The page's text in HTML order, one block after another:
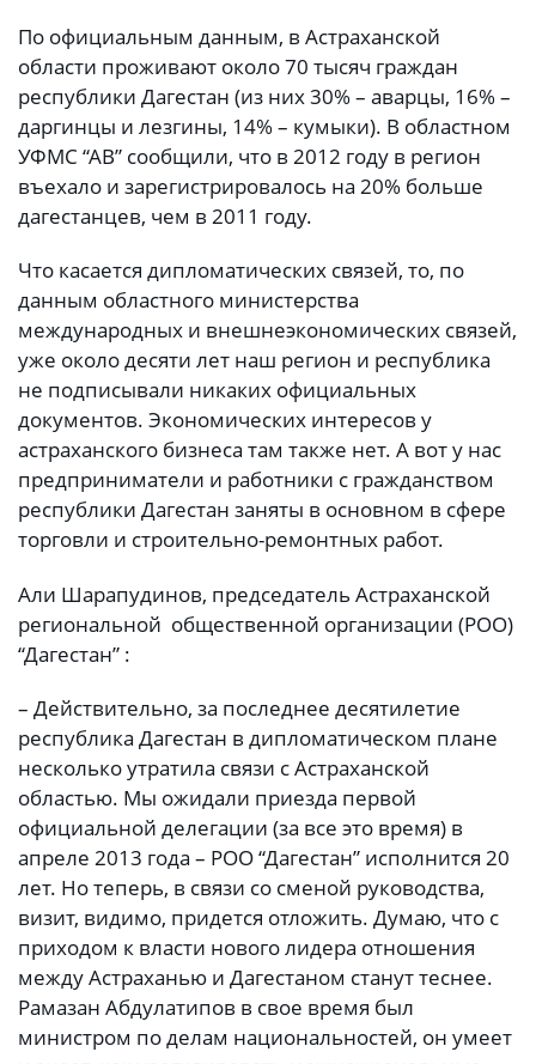
По официальным данным, в Астраханской
области проживают около 70 тысяч граждан
республики Дагестан (из них 30% – аварцы, 16% –
даргинцы и лезгины, 14% – кумыки). В областном
УФМС “АВ” сообщили, что в 2012 году в регион
въехало и зарегистрировалось на 20% больше
дагестанцев, чем в 2011 году.
Что касается дипломатических связей, то, по
данным областного министерства
международных и внешнеэкономических связей,
уже около десяти лет наш регион и республика
не подписывали никаких официальных
документов. Экономических интересов у
астраханского бизнеса там также нет. А вот у нас
предприниматели и работники с гражданством
республики Дагестан заняты в основном в сфере
торговли и строительно-ремонтных работ.
Али Шарапудинов, председатель Астраханской
региональной общественной организации (РОО)
“Дагестан” :
– Действительно, за последнее десятилетие
республика Дагестан в дипломатическом плане
несколько утратила связи с Астраханской
областью. Мы ожидали приезда первой
официальной делегации (за все это время) в
апреле 2013 года – РОО “Дагестан” исполнится 20
лет. Но теперь, в связи со сменой руководства,
визит, видимо, придется отложить. Думаю, что с
приходом к власти нового лидера отношения
между Астраханью и Дагестаном станут теснее.
Рамазан Абдулатипов в свое время был
министром по делам национальностей, он умеет